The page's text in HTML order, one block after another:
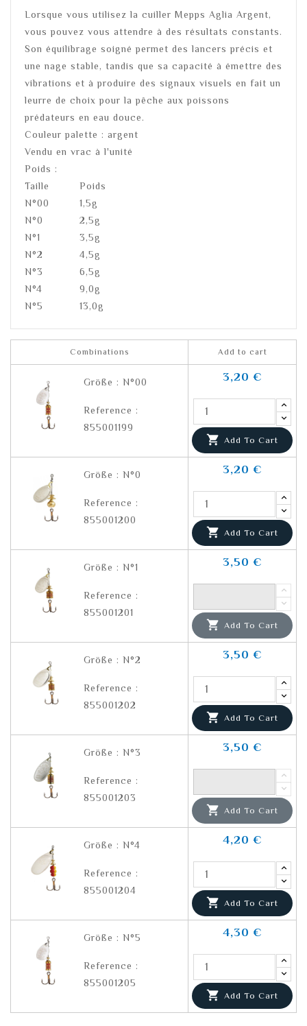
Lorsque vous utilisez la cuiller Mepps Aglia Argent,
vous pouvez vous attendre à des résultats constants.
Son équilibrage soigné permet des lancers précis et
une nage stable, tandis que sa capacité à émettre des
vibrations et à produire des signaux visuels en fait un
leurre de choix pour la pêche aux poissons
prédateurs en eau douce.
Couleur palette : argent
Vendu en vrac à l'unité
Poids :
Taille
Poids
N°00
1,5g
N°0
2,5g
N°1
3,5g
N°2
4,5g
N°3
6,5g
N°4
9,0g
N°5
13,0g
Combinations Add to cart
Größe : N°00
Reference :
855001199
3,20 €
 Add To Cart
Größe : N°0
Reference :
855001200
3,20 €
 Add To Cart
Größe : N°1
Reference :
855001201
3,50 €
 Add To Cart
Größe : N°2
Reference :
855001202
3,50 €
 Add To Cart
Größe : N°3
Reference :
855001203
3,50 €
 Add To Cart
Größe : N°4
Reference :
855001204
4,20 €
 Add To Cart
Größe : N°5
Reference :
855001205
4,30 €
 Add To Cart